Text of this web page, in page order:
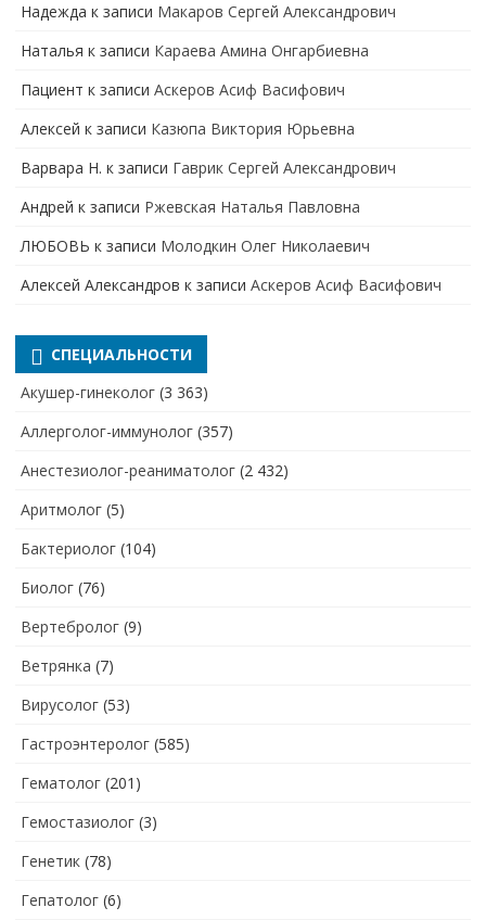
Надежда к записи Макаров Сергей Александрович
Наталья к записи Караева Амина Онгарбиевна
Пациент к записи Аскеров Асиф Васифович
Алексей к записи Казюпа Виктория Юрьевна
Варвара Н. к записи Гаврик Сергей Александрович
Андрей к записи Ржевская Наталья Павловна
ЛЮБОВЬ к записи Молодкин Олег Николаевич
Алексей Александров к записи Аскеров Асиф Васифович
СПЕЦИАЛЬНОСТИ
Акушер-гинеколог (3 363)
Аллерголог-иммунолог (357)
Анестезиолог-реаниматолог (2 432)
Аритмолог (5)
Бактериолог (104)
Биолог (76)
Вертебролог (9)
Ветрянка (7)
Вирусолог (53)
Гастроэнтеролог (585)
Гематолог (201)
Гемостазиолог (3)
Генетик (78)
Гепатолог (6)